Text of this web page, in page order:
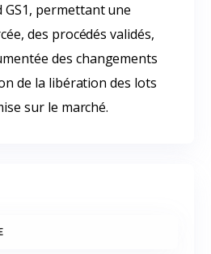
GS1, permettant une
des procédés validés,
des changements
de la libération des lots
sur le marché.